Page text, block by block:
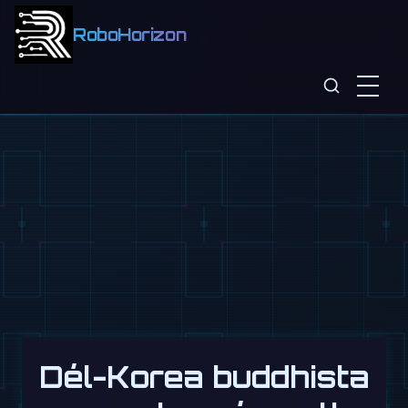
RoboHorizon
Dél-Korea buddhista